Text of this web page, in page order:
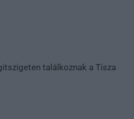
találkoznak a Tisza